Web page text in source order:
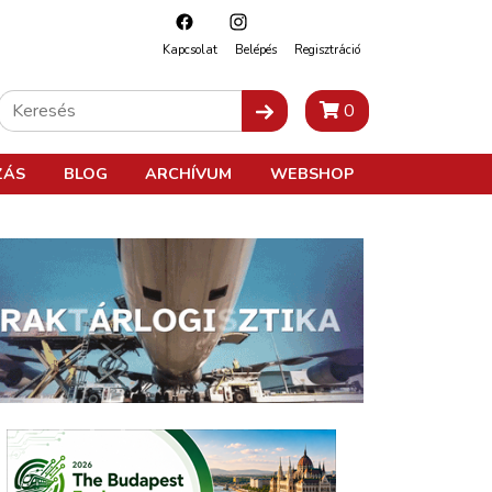
Kapcsolat Belépés Regisztráció
0
BLOG ARCHÍVUM WEBSHOP